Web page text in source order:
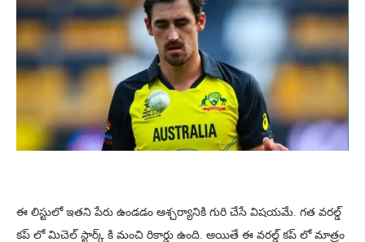
ఈ లిస్టులో ఇతని పేరు ఉండడం ఆశ్చర్యానికి గురి చేసే విషయమే. గత వరల్డ్
కప్ లో మిచెల్ స్టార్క్ కి మంచి రికార్డు ఉంది. అయితే ఈ వరల్డ్ కప్ లో మాత్రం